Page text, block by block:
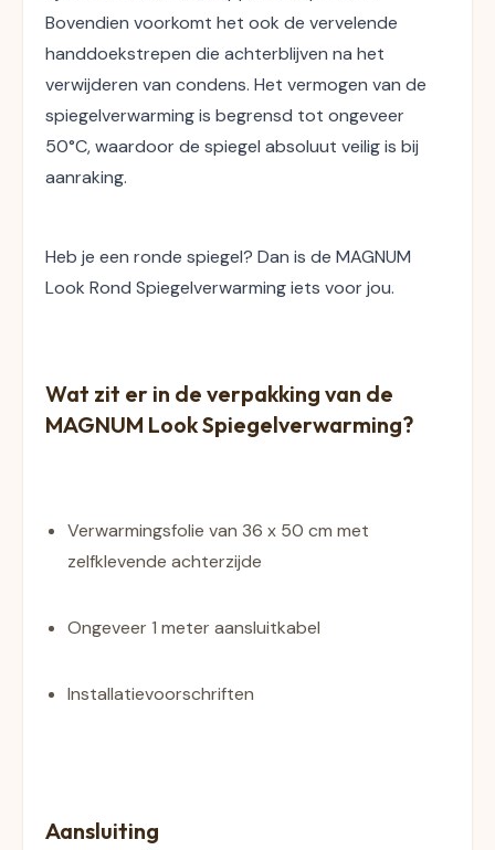
Bovendien voorkomt het ook de vervelende
handdoekstrepen die achterblijven na het
verwijderen van condens. Het vermogen van de
spiegelverwarming is begrensd tot ongeveer
50°C, waardoor de spiegel absoluut veilig is bij
aanraking.
Heb je een ronde spiegel? Dan is de MAGNUM
Look Rond Spiegelverwarming iets voor jou.
Wat zit er in de verpakking van de
MAGNUM Look Spiegelverwarming?
Verwarmingsfolie van 36 x 50 cm met
zelfklevende achterzijde
Ongeveer 1 meter aansluitkabel
Installatievoorschriften
Aansluiting